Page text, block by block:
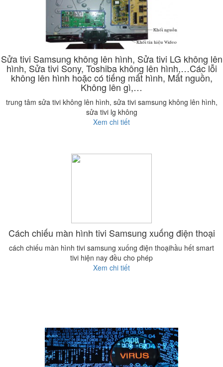
Sửa tivi Samsung không lên hình, Sửa tivi LG không lên
hình, Sửa tivi Sony, Toshiba không lên hình,…Các lỗi
không lên hình hoặc có tiếng mất hình, Mất nguồn,
Không lên gì,…
trung tâm sửa tivi không lên hình, sửa tivi samsung không lên hình,
sửa tivi lg không
Xem chi tiết
Cách chiếu màn hình tivi Samsung xuống điện thoại
cách chiếu màn hình tivi samsung xuống điện thoạihầu hết smart
tivi hiện nay đều cho phép
Xem chi tiết